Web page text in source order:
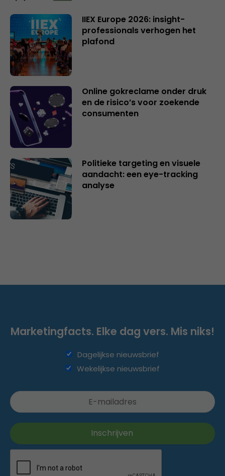
IIEX Europe 2026: insight-
professionals verhogen het
plafond
Online gokreclame onder druk
en de risico’s voor zoekende
consumenten
Politieke targeting en visuele
aandacht: een eye-tracking
analyse
Marketingfacts. Elke dag vers. Mis niks!
Dagelijkse nieuwsbrief
Wekelijkse nieuwsbrief